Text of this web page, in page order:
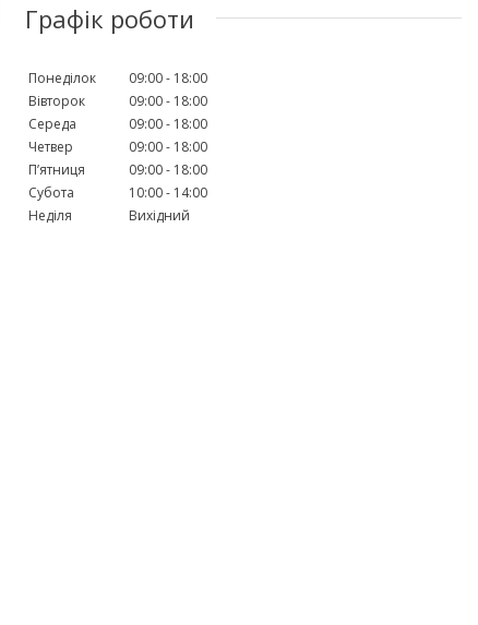
Графік роботи
Понеділок 09:00
18:00
Вівторок
09:00
18:00
Середа
09:00
18:00
Четвер
09:00
18:00
Пʼятниця
09:00
18:00
Субота
10:00
14:00
Неділя
Вихідний